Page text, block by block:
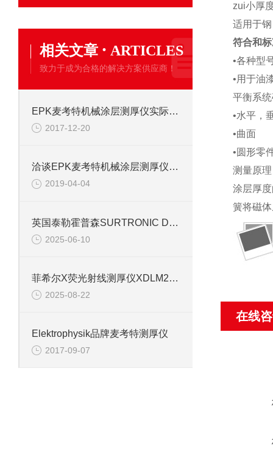
相关文章 · ARTICLES
致力于成为合格的解决方案供应商！
EPK麦考特机械涂层测厚仪实际使用中的几个问题
2017-12-20
洽谈EPK麦考特机械涂层测厚仪工作原理以及故障排除方法
2019-04-04
英国泰勒霍普森SURTRONIC DUO
2025-06-10
菲希尔X荧光射线测厚仪XDLM237信息
2025-08-22
Elektrophysik品牌麦考特测厚仪
2017-09-07
zui小厚
适用于
符合和
•各种型
•用于油
平衡系
•水平，
•曲面
•圆形零
测量原理
涂层厚
簧将磁
在线